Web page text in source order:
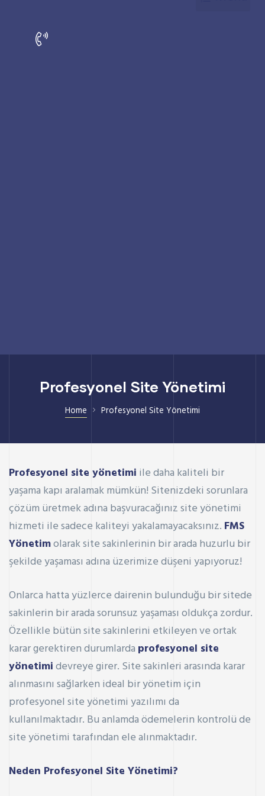
Profesyonel Site Yönetimi
Home Profesyonel Site Yönetimi
Profesyonel site yönetimi ile daha kaliteli bir
yaşama kapı aralamak mümkün! Sitenizdeki sorunlara
çözüm üretmek adına başvuracağınız site yönetimi
hizmeti ile sadece kaliteyi yakalamayacaksınız. FMS
Yönetimolarak site sakinlerinin bir arada huzurlu bir
şekilde yaşaması adına üzerimize düşeni yapıyoruz!
Onlarca hatta yüzlerce dairenin bulunduğu bir sitede
sakinlerin bir arada sorunsuz yaşaması oldukça zordur.
Özellikle bütün site sakinlerini etkileyen ve ortak
karar gerektiren durumlarda profesyonel site
yönetimidevreye girer. Site sakinleri arasında karar
alınmasını sağlarken ideal bir yönetim için
profesyonel site yönetimi yazılımı da
kullanılmaktadır. Bu anlamda ödemelerin kontrolü de
site yönetimi tarafından ele alınmaktadır.
Neden Profesyonel Site Yönetimi?